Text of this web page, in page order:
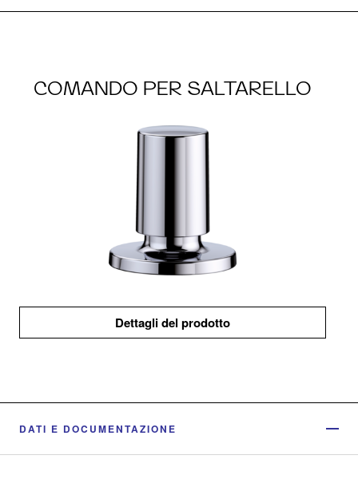
COMANDO PER SALTARELLO
Dettagli del prodotto
DATI E DOCUMENTAZIONE